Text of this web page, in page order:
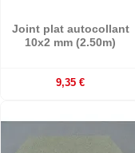
Joint plat autocollant
10x2 mm (2.50m)
9,35 €